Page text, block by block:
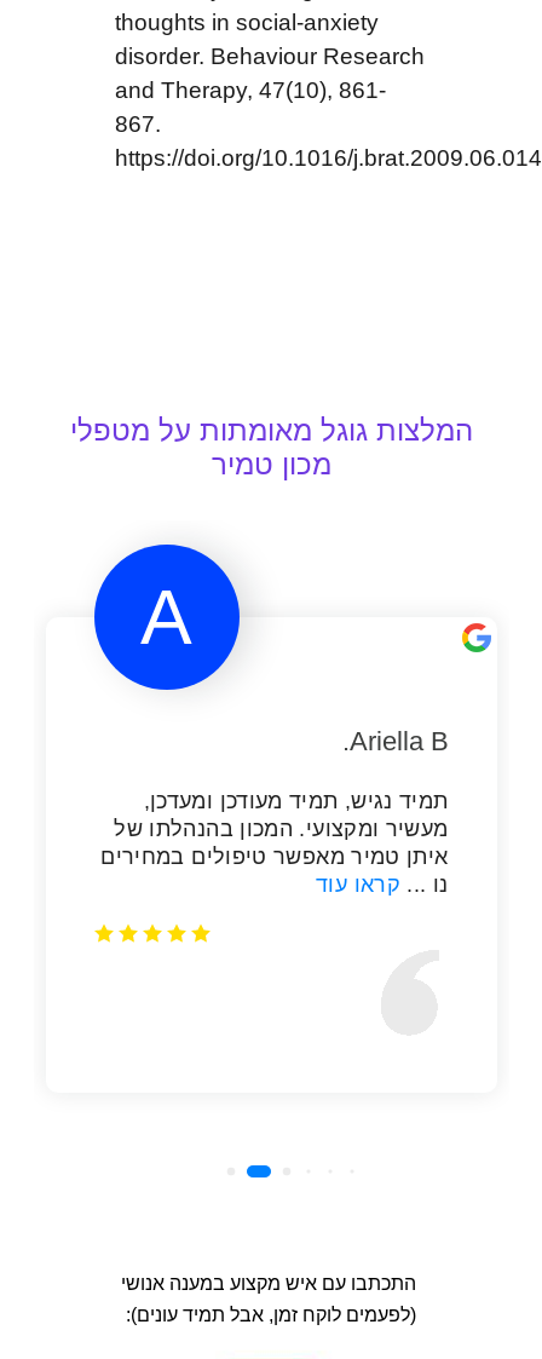
thoughts in social-anxiety
disorder. Behaviour Research
and Therapy, 47(10), 861-
867.
https://doi.org/10.1016/j.brat.2009.06.014
התכתבו עם איש מקצוע במענה אנושי
(לפעמים לוקח זמן, אבל תמיד עונים):